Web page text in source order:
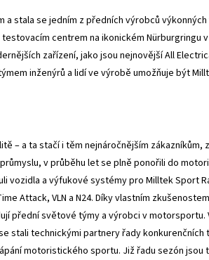
stala se jedním z předních výrobců
centrem na ikonickém Nürburgringu
zařízení, jako jsou nejnovější All
inženýrů a lidí ve výrobě umožňuje být
– a ta stačí i těm nejnáročnějším zákazníkům,
v průběhu let se plně ponořili do
vozidla a výfukové systémy pro Milltek Sport
Attack, VLN a N24. Díky vlastním
přední světové týmy a výrobci v motorsportu.
stali technickými partnery řady konkurenčních
motoristického sportu. Již řadu sezón jsou